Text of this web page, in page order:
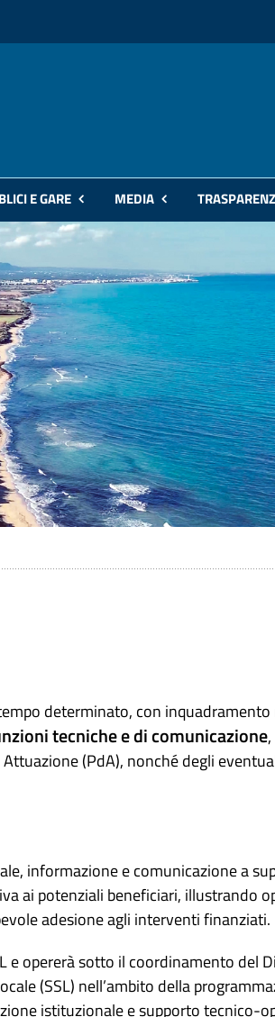
E GARE MEDIA
determinato, con inquadramento
tecniche e di comunicazione
(PdA), nonché degli
informazione e comunicazione a
ai potenziali beneficiari, illustrando
adesione agli interventi finanziati.
opererà sotto il coordinamento del
(SSL) nell’ambito della
istituzionale e supporto tecnico-